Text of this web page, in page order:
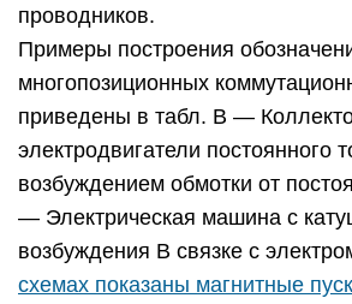
проводников.
Примеры построения
многопозиционных
приведены в табл. В —
электродвигатели постоянного
возбуждением обмотки от
— Электрическая машина с
возбуждения В связке с
схемах показаны магнитные